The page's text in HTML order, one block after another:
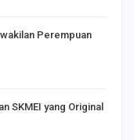
Perempuan
SKMEI yang Original